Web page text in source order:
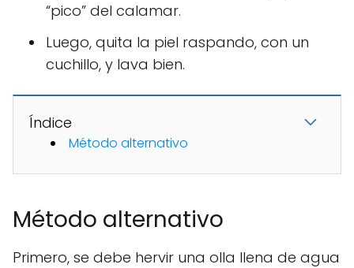
“pico” del calamar.
Luego, quita la piel raspando, con un
cuchillo, y lava bien.
Índice
Método alternativo
Método alternativo
Primero, se debe hervir una olla llena de agua